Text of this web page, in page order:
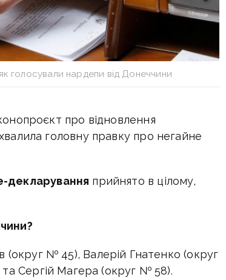
голосували нардепи від Донеччини
про відновлення
головну правку про негайне
декларування прийнято в цілому,
(округ № 45), Валерій Гнатенко (округ
Сергій Магера (округ № 58).